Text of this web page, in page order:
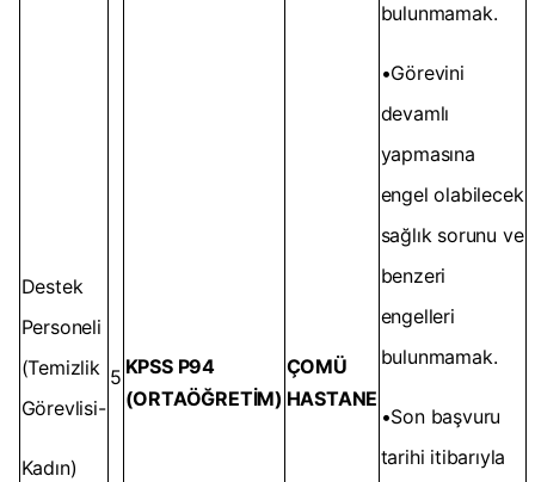
Destek
Personeli
(Temizlik
Görevlisi-
Kadın)
5 KPSS P94
(ORTAÖĞRETİM)
ÇOMÜ
HASTANE
bulunmamak.
•Görevini
devamlı
yapmasına
engel olabilecek
sağlık sorunu ve
benzeri
engelleri
bulunmamak.
•Son başvuru
tarihi itibarıyla